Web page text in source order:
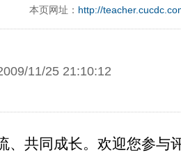
本页网址： http://
11/25 21:10:12
、共同成长。欢迎您参与